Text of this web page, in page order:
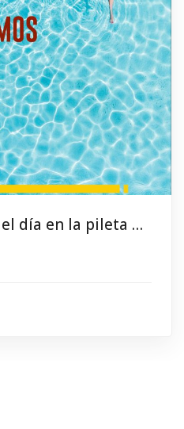
¡Hoy todos a pasar el día en la pileta del #SindicatoDeCamioneros!